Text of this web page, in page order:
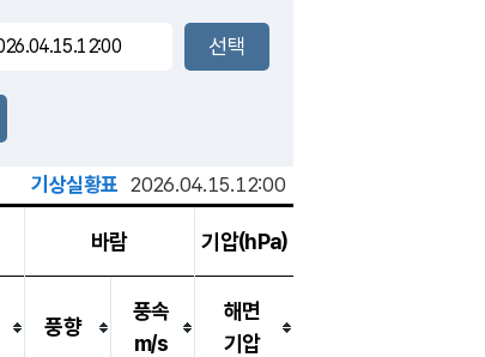
장호원
기상실황표 2026.04.15.12:00
바람 기압(hPa)
풍향
풍속
m/s
해면
기압